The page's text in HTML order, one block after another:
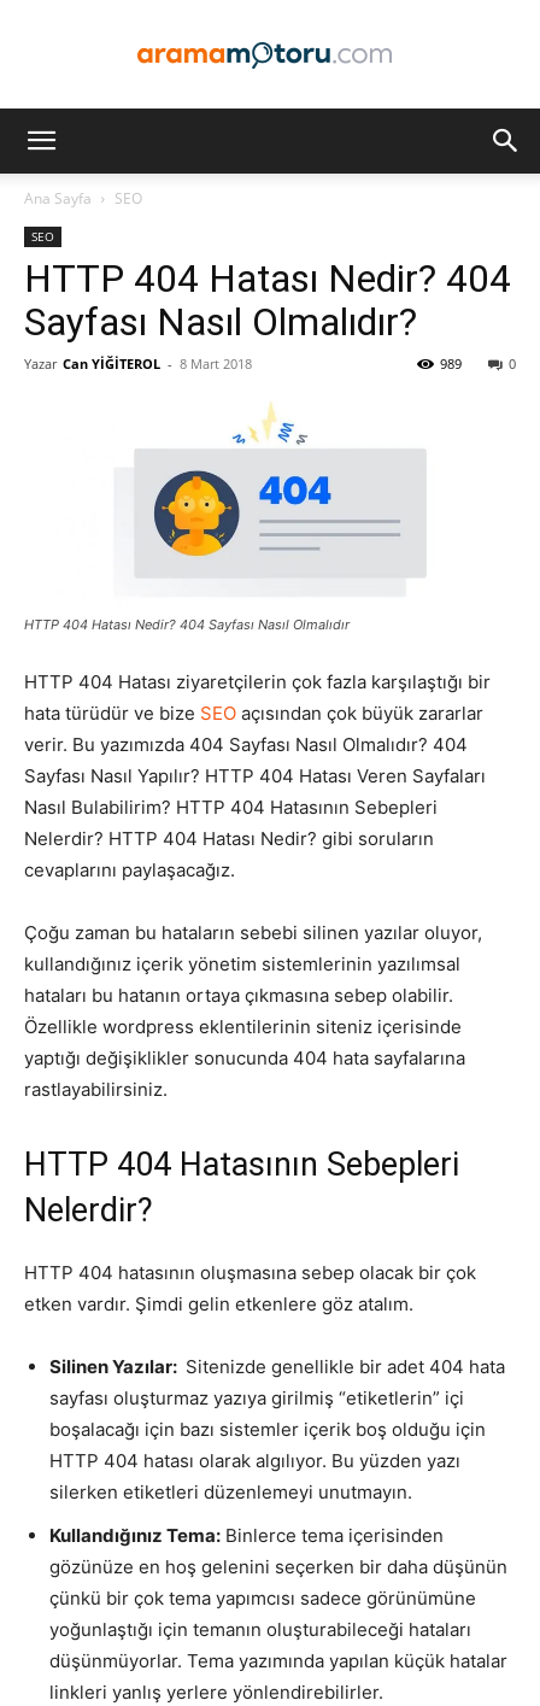
ve
–
SEO,
ASO,
Ana Sayfa SEO
SEO
HTTP 404 Hatası Nedir? 404
Sayfası Nasıl Olmalıdır?
Yazar Can YİĞİTEROL - 8 Mart 2018 0
989
HTTP 404 Hatası Nedir? 404 Sayfası Nasıl Olmalıdır
HTTP 404 Hatası ziyaretçilerin çok fazla karşılaştığı bir
hata türüdür ve bize SEO açısından çok büyük zararlar
verir. Bu yazımızda 404 Sayfası Nasıl Olmalıdır? 404
Sayfası Nasıl Yapılır? HTTP 404 Hatası Veren Sayfaları
Nasıl Bulabilirim? HTTP 404 Hatasının Sebepleri
Nelerdir? HTTP 404 Hatası Nedir? gibi soruların
cevaplarını paylaşacağız.
Çoğu zaman bu hataların sebebi silinen yazılar oluyor,
kullandığınız içerik yönetim sistemlerinin yazılımsal
hataları bu hatanın ortaya çıkmasına sebep olabilir.
Özellikle wordpress eklentilerinin siteniz içerisinde
yaptığı değişiklikler sonucunda 404 hata sayfalarına
rastlayabilirsiniz.
HTTP 404 Hatasının Sebepleri
Nelerdir?
HTTP 404 hatasının oluşmasına sebep olacak bir çok
etken vardır. Şimdi gelin etkenlere göz atalım.
Silinen Yazılar: Sitenizde genellikle bir adet 404 hata
sayfası oluşturmaz yazıya girilmiş “etiketlerin” içi
boşalacağı için bazı sistemler içerik boş olduğu için
HTTP 404 hatası olarak algılıyor. Bu yüzden yazı
silerken etiketleri düzenlemeyi unutmayın.
Kullandığınız Tema: Binlerce tema içerisinden
gözünüze en hoş gelenini seçerken bir daha düşünün
çünkü bir çok tema yapımcısı sadece görünümüne
yoğunlaştığı için temanın oluşturabileceği hataları
düşünmüyorlar. Tema yazımında yapılan küçük hatalar
linkleri yanlış yerlere yönlendirebilirler.